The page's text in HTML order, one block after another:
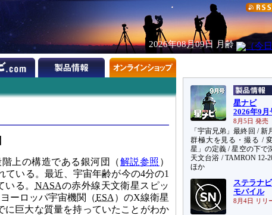
2026年08月09日 月齢
上の構造である銀河団（解説参照 ）
いる。最近、宇宙年齢が今の4分の1
る。 NASAの赤外線天文衛星スピッ
ーロッパ宇宙機関（ESA ）のX線衛星
巨大な質量を持っていたことがわか
星ナビ
2026年9月
8月5日 発売
「宇宙兄弟」最終回 / 新
群極大を見る・撮る /
星」の定義 / 星空の下で
天文台浴 / TAMRON 12-
ほか
ステラナ
モバイル
8月4日 リリ